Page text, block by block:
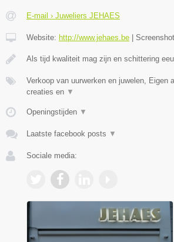
E-mail › Juweliers JEHAES
Website: http://www.jehaes.be | Screenshot
Als tijd kwaliteit mag zijn en schittering
Verkoop van uurwerken en juwelen, Eigen
creaties en ▼
Openingstijden ▼
Laatste facebook posts ▼
Sociale media: